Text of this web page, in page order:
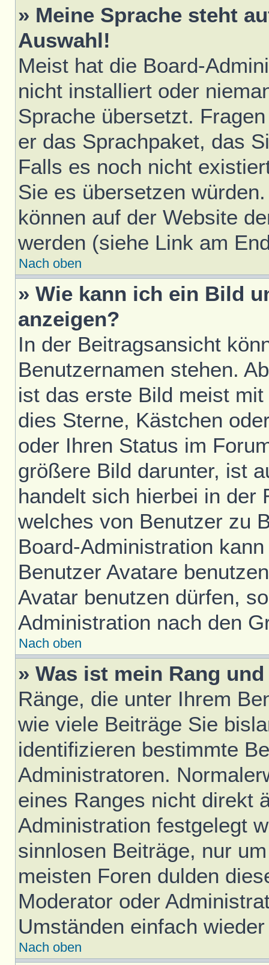
» Meine Sprache steht
Auswahl!
Meist hat die Board-
nicht installiert oder
Sprache übersetzt.
er das Sprachpaket, das
Falls es noch nicht
Sie es übersetzen
können auf der Website
werden (siehe Link am
Nach oben
» Wie kann ich ein Bild
anzeigen?
In der Beitragsansicht
Benutzernamen stehen.
ist das erste Bild meist
dies Sterne, Kästchen
oder Ihren Status im
größere Bild darunter, ist
handelt sich hierbei in der
welches von Benutzer zu
Board-Administration
Benutzer Avatare
Avatar benutzen dürfen,
Administration nach den
Nach oben
» Was ist mein Rang
Ränge, die unter Ihrem
wie viele Beiträge Sie
identifizieren bestimmte
Administratoren.
eines Ranges nicht direkt
Administration festgelegt
sinnlosen Beiträge, nur
meisten Foren dulden
Moderator oder
Umständen einfach
Nach oben